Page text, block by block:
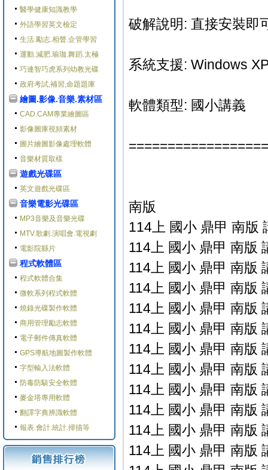
醫學健康知識教學
外語學習英文檢定
生活.勵志.相聲.企管學習
運動.減肥.瑜珈.舞蹈.太極
巧連智巧虎系列幼教光碟
政府考試,補習,命題題庫
繪圖.影像.音樂.素材區
CAD.CAM專業繪圖區
影像圖庫視頻素材
圖片繪圖影像處理軟體
音樂材質取樣
遊戲光碟區
英文遊戲光碟區
音樂電影光碟區
MP3音樂及音樂光碟
MTV.歌劇.演唱會.電視劇
電影院縣片
程式軟體區
程式軟體合集
微軟系列程式軟體
燒錄光碟製作軟體
商用管理勵志軟體
電子郵件傳真軟體
GPS導航地圖製作軟體
字型輸入法軟體
防毒防駭安全軟體
麥金塔專用軟體
翻譯字典辨識軟體
報表.會計.統計.掃描等
破解說明: 直接安裝即
系統支援: Windows
軟體類型: 國小講義
南版
114上 國小 鼎甲 南版
114上 國小 鼎甲 南版
114上 國小 鼎甲 南版
114上 國小 鼎甲 南版
114上 國小 鼎甲 南版
114上 國小 鼎甲 南版
114上 國小 鼎甲 南版
114上 國小 鼎甲 南版
114上 國小 鼎甲 南版
114上 國小 鼎甲 南版
114上 國小 鼎甲 南版
114上 國小 鼎甲 南版